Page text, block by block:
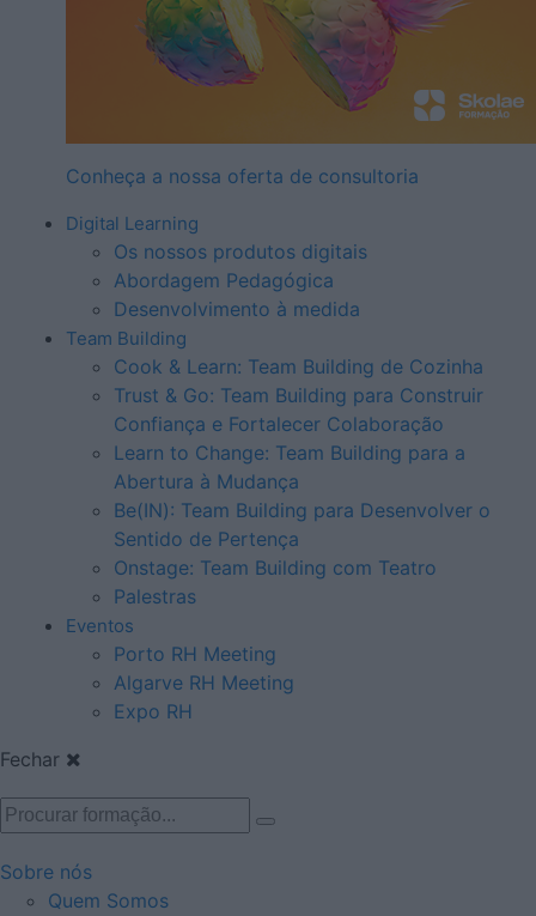
Conheça a nossa oferta de consultoria
Digital Learning
Os nossos produtos digitais
Abordagem Pedagógica
Desenvolvimento à medida
Team Building
Cook & Learn: Team Building de Cozinha
Trust & Go: Team Building para Construir
Confiança e Fortalecer Colaboração
Learn to Change: Team Building para a
Abertura à Mudança
Be(IN): Team Building para Desenvolver o
Sentido de Pertença
Onstage: Team Building com Teatro
Palestras
Eventos
Porto RH Meeting
Algarve RH Meeting
Expo RH
Fechar
Sobre nós
Quem Somos